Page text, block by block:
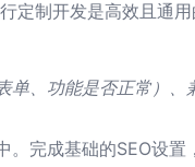
制开发是高效且通用
、功能是否正常）
。完成基础的SEO设